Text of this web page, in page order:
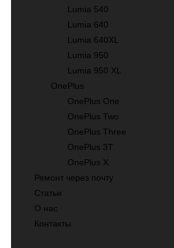
Lumia 540
Lumia 640
Lumia 640XL
Lumia 950
Lumia 950 XL
OnePlus
OnePlus One
OnePlus Two
OnePlus Three
OnePlus 3T
OnePlus X
Ремонт через почту
Статьи
О нас
Контакты